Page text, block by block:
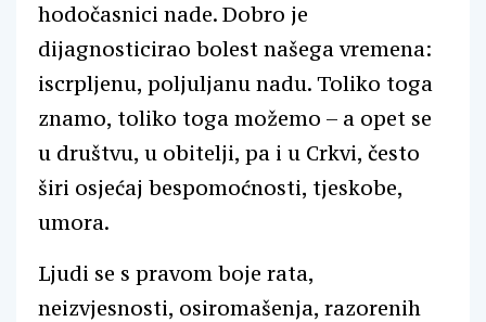
hodočasnici nade. Dobro je
dijagnosticirao bolest našega vremena:
iscrpljenu, poljuljanu nadu. Toliko toga
znamo, toliko toga možemo – a opet se
u društvu, u obitelji, pa i u Crkvi, često
širi osjećaj bespomoćnosti, tjeskobe,
umora.
Ljudi se s pravom boje rata,
neizvjesnosti, osiromašenja, razorenih